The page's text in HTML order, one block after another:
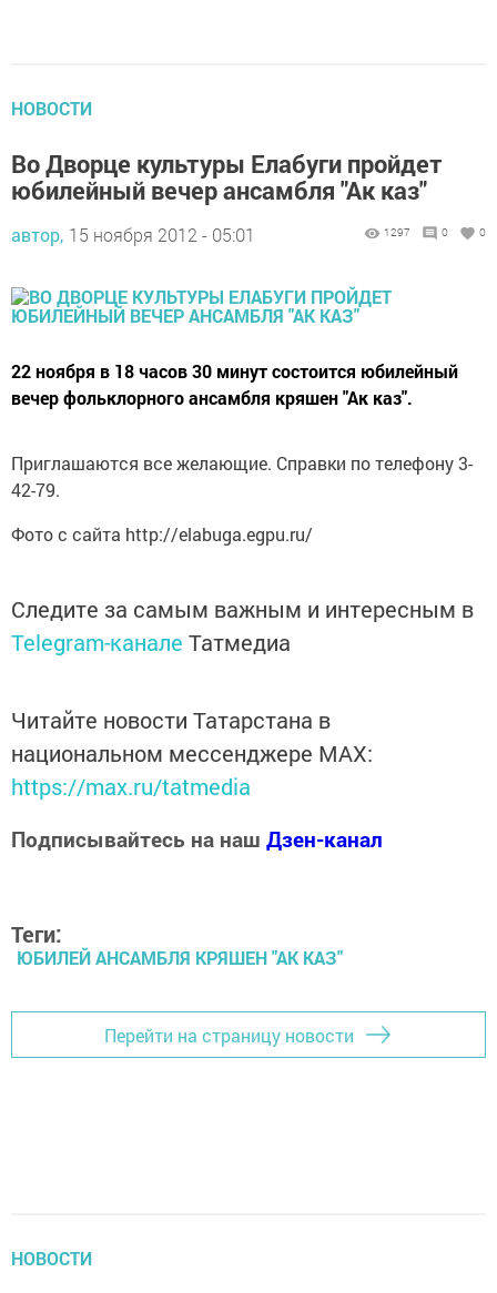
НОВОСТИ
Во Дворце культуры Елабуги пройдет
юбилейный вечер ансамбля "Ак каз"
автор, 15 ноября 2012 - 05:01 1297 0 0
22 ноября в 18 часов 30 минут состоится юбилейный
вечер фольклорного ансамбля кряшен "Ак каз".
Приглашаются все желающие. Справки по телефону 3-
42-79.
Фото с сайта http://elabuga.egpu.ru/
Следите за самым важным и интересным в
Telegram-канале Татмедиа
Читайте новости Татарстана в
национальном мессенджере MАХ:
https://max.ru/tatmedia
Подписывайтесь на наш Дзен-канал
Теги:
ЮБИЛЕЙ АНСАМБЛЯ КРЯШЕН "АК КАЗ"
Перейти на страницу новости
НОВОСТИ